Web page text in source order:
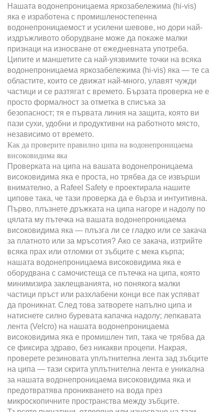
Нашата водонепроницаема яркозабележима (hi-vis)
яка е изработена с промишленостепенна
водонепроницаемост и усилени шевове, но дори най-
издръжливото оборудване може да покаже малки
признаци на износване от ежедневната употреба.
Ципите и маншетите са най-уязвимите точки на всяка
водонепроницаема яркозабележима (hi-vis) яка — те са
областите, които се движат най-много, улавят чужди
частици и се разтягат с времето. Бързата проверка не е
просто формалност за отметка в списъка за
безопасност; тя е първата линия на защита, която ви
пази сухи, удобни и продуктивни на работното място,
независимо от времето.
Как да проверите правилно ципа на водонепроницаема
високовидима яка
Проверката на ципа на вашата водонепроницаема
високовидима яка е проста, но трябва да се извърши
внимателно, а Rafeel Safety е проектирала нашите
ципове така, че тази проверка да е бърза и интуитивна.
Първо, плъзнете дръжката на ципа нагоре и надолу по
цялата му пътечка на вашата водонепроницаема
високовидима яка — плъзга ли се гладко или се закача
за платното или за мръсотия? Ако се закача, изтрийте
всяка прах или отломки от зъбците с мека кърпа;
нашата водонепроницаема високовидима яка е
оборудвана с самочистеща се пътечка на ципа, която
минимизира заклещванията, но понякога малки
частици пръст или разхлабени конци все пак успяват
да проникнат. След това затворете напълно ципа и
натиснете силно буревата капачка надолу; лепкавата
лента (Velcro) на нашата водонепроницаема
високовидима яка е промишлен тип, така че трябва да
се фиксира здраво, без никакви процепи. Накрая,
проверете резиновата уплътнителна лента зад зъбците
на ципа — тази скрита уплътнителна лента е уникална
за нашата водонепроницаема високовидима яка и
предотвратява проникването на вода през
микроскопичните пространства между зъбците.